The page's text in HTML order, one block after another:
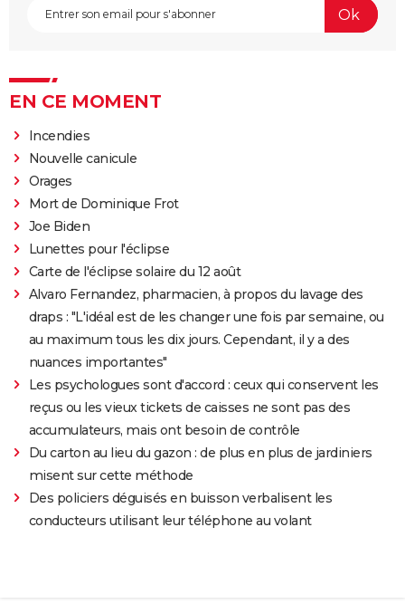
EN CE MOMENT
Incendies
Nouvelle canicule
Orages
Mort de Dominique Frot
Joe Biden
Lunettes pour l'éclipse
Carte de l'éclipse solaire du 12 août
Alvaro Fernandez, pharmacien, à propos du lavage des
draps : "L'idéal est de les changer une fois par semaine, ou
au maximum tous les dix jours. Cependant, il y a des
nuances importantes"
Les psychologues sont d'accord : ceux qui conservent les
reçus ou les vieux tickets de caisses ne sont pas des
accumulateurs, mais ont besoin de contrôle
Du carton au lieu du gazon : de plus en plus de jardiniers
misent sur cette méthode
Des policiers déguisés en buisson verbalisent les
conducteurs utilisant leur téléphone au volant